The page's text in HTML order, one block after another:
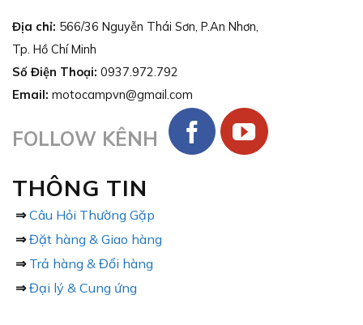
Địa chỉ: 566/36 Nguyễn Thái Sơn, P.An Nhơn,
Tp. Hồ Chí Minh
Số Điện Thoại: 0937.972.792
Email: motocampvn@gmail.com
FOLLOW KÊNH
THÔNG TIN
⇒ Câu Hỏi Thường Gặp
⇒ Đặt hàng & Giao hàng
⇒ Trả hàng & Đổi hàng
⇒ Đại lý & Cung ứng